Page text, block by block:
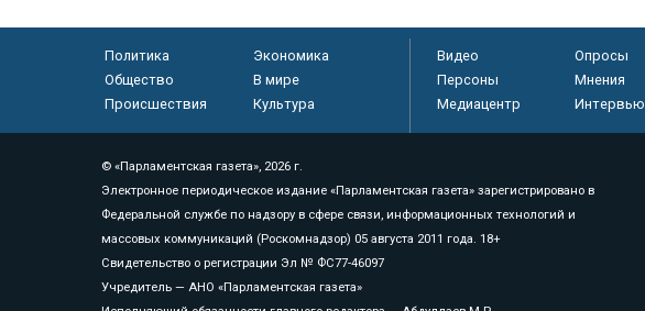
Политика
Экономика
Общество
В мире
Происшествия
Культура
Видео Опросы
Персоны
Мнения
Медиацентр
Интервью
© «Парламентская газета», 2026 г.
Электронное периодическое издание «Парламентская газета» зарегистрировано в
Федеральной службе по надзору в сфере связи, информационных технологий и
массовых коммуникаций (Роскомнадзор) 05 августа 2011 года. 18+
Свидетельство о регистрации Эл № ФС77-46097
Учредитель — АНО «Парламентская газета»